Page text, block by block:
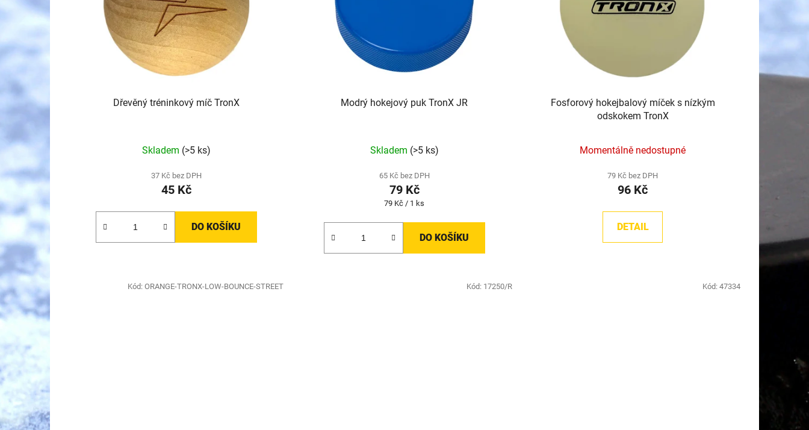
d
ů
Dřevěný tréninkový míč TronX
Skladem (>5 ks)
37 Kč bez DPH
45 Kč
DO KOŠÍKU
Modrý hokejový puk TronX JR
Skladem (>5 ks)
65 Kč bez DPH
79 Kč
Měrná
79 Kč / 1 ks
DO KOŠÍKU
Fosforový hokejbalový míček s nízkým
odskokem TronX
Momentálně nedostupné
79 Kč bez DPH
96 Kč
DETAIL
Kód:ORANGE-TRONX-LOW-BOUNCE-STREET Kód: 17250/R Kód: 47334